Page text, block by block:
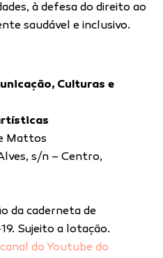
à defesa do direito ao
saudável e inclusivo.
Culturas e
Mattos
s/n – Centro,
da caderneta de
Sujeito a lotação.
canal do Youtube do